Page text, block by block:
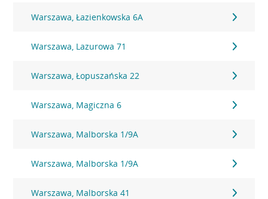
Warszawa, Łazienkowska 6A
Warszawa, Lazurowa 71
Warszawa, Łopuszańska 22
Warszawa, Magiczna 6
Warszawa, Malborska 1/9A
Warszawa, Malborska 1/9A
Warszawa, Malborska 41